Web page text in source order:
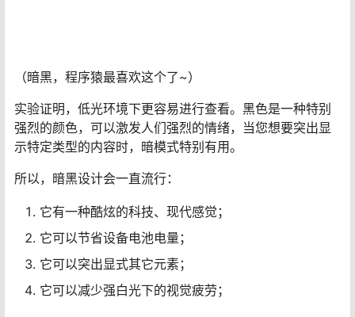
（暗黑，程序猿最喜欢这个了~）
实验证明，低光环境下更容易进行查看。黑色是一种特别
强烈的颜色，可以激发人们强烈的情绪，当您想要突出显
示特定类型的内容时，暗模式特别有用。
所以，暗黑设计会一直流行：
它有一种酷炫的科技、现代感觉；
它可以节省设备电池电量；
它可以突出显式其它元素；
它可以减少强白光下的视觉疲劳；